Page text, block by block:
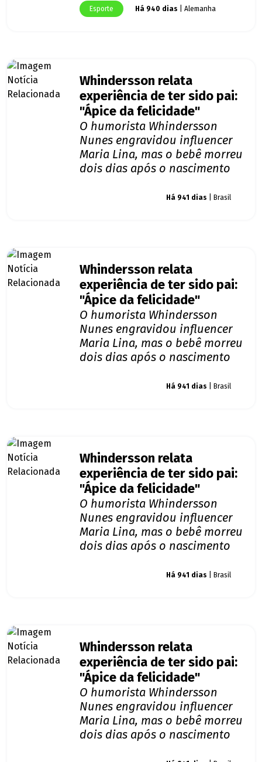
Esporte Há 940 dias | Alemanha
Whindersson relata
experiência de ter sido pai:
"Ápice da felicidade"
O humorista Whindersson
Nunes engravidou influencer
Maria Lina, mas o bebê morreu
dois dias após o nascimento
Há 941 dias | Brasil
Whindersson relata
experiência de ter sido pai:
"Ápice da felicidade"
O humorista Whindersson
Nunes engravidou influencer
Maria Lina, mas o bebê morreu
dois dias após o nascimento
Há 941 dias | Brasil
Whindersson relata
experiência de ter sido pai:
"Ápice da felicidade"
O humorista Whindersson
Nunes engravidou influencer
Maria Lina, mas o bebê morreu
dois dias após o nascimento
Há 941 dias | Brasil
Whindersson relata
experiência de ter sido pai:
"Ápice da felicidade"
O humorista Whindersson
Nunes engravidou influencer
Maria Lina, mas o bebê morreu
dois dias após o nascimento